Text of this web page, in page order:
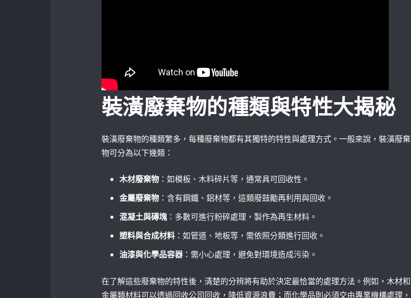
裝潢廢棄物的種類與特性大揭秘
裝潢廢棄物的種類繁多，每種廢棄物都有其獨特的特性與處理方式。一般來說，裝潢廢棄
物可分為以下幾類：
木材廢棄物 ：如模板、木料碎片等，通常具可回收性。
金屬廢棄物 ：含有鋼鐵、鋁材等，這類廢鼓勵再利用與回收。
混凝土與磚塊：多數可進行粉碎處理，製作為再生材料。
塑料與合成材料 ：如管道、地板等，需依照分類進行回收。
油漆與化學品容器 ：需小心處理，避免對環境造成污染。
在了解這些廢棄物的特性後，清楚的分辨將有助於決定最恰當的處理方法。例如，木材和
金屬類材料可以透過回收公司回收，降低資源浪費；而化學品則必須交由專業機構處理，